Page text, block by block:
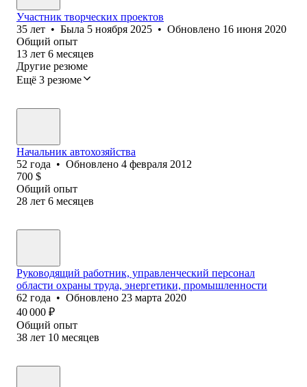
Участник творческих проектов
35 лет • Была 5 ноября 2025 • Обновлено 16 июня 2020
Общий опыт
13 лет 6 месяцев
Другие резюме
Ещё 3 резюме
Начальник автохозяйства
52 года • Обновлено 4 февраля 2012
700 $
Общий опыт
28 лет 6 месяцев
Руководящий работник, управленческий персонал
области охраны труда, энергетики, промышленности
62 года • Обновлено 23 марта 2020
40 000 ₽
Общий опыт
38 лет 10 месяцев